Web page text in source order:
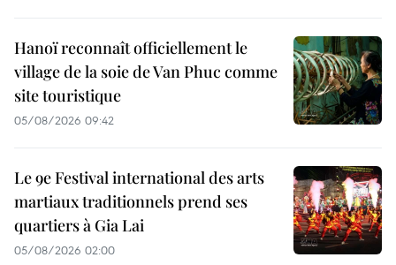
Hanoï reconnaît officiellement le
village de la soie de Van Phuc comme
site touristique
05/08/2026 09:42
Le 9e Festival international des arts
martiaux traditionnels prend ses
quartiers à Gia Lai
05/08/2026 02:00